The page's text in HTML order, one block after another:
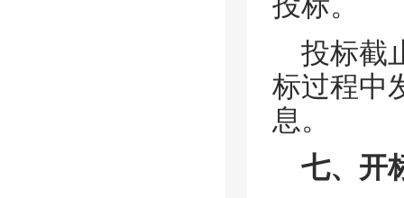
投标截
标过程中
息。
七、开